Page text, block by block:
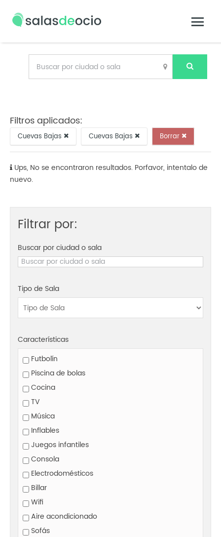
Filtros aplicados:
Cuevas Bajas Cuevas Bajas Borrar
Ups, No se encontraron resultados. Porfavor, intentalo de
nuevo.
Filtrar por:
Buscar por ciudad o sala
Tipo de Sala
Características
Futbolín
Piscina de bolas
Cocina
TV
Música
Inflables
Juegos infantiles
Consola
Electrodomésticos
Billar
Wifi
Aire acondicionado
Sofás